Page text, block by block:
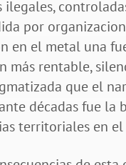
ilegales,
por
en el metal una
más rentable,
que el
décadas fue la
territoriales en el